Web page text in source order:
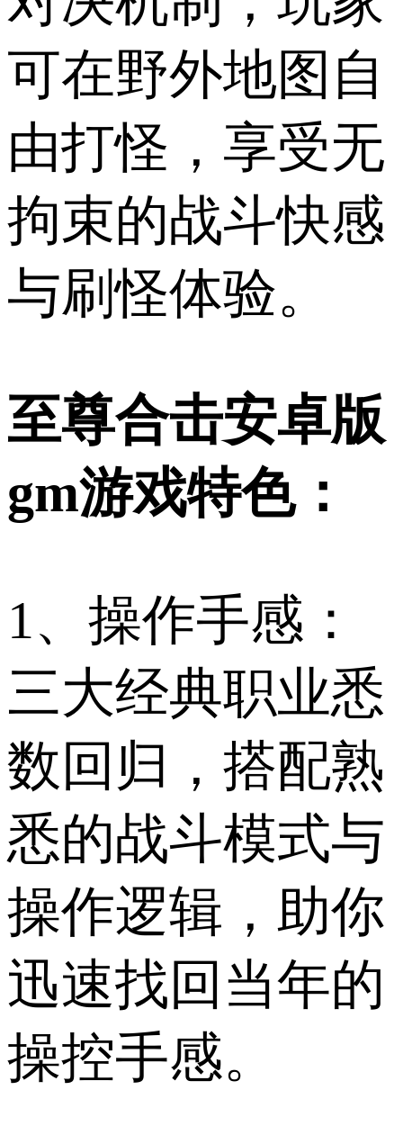
可在野外地图自
由打怪，享受无
拘束的战斗快感
与刷怪体验。
至尊合击安卓版
gm游戏特色：
1、操作手感：
三大经典职业悉
数回归，搭配熟
悉的战斗模式与
操作逻辑，助你
迅速找回当年的
操控手感。